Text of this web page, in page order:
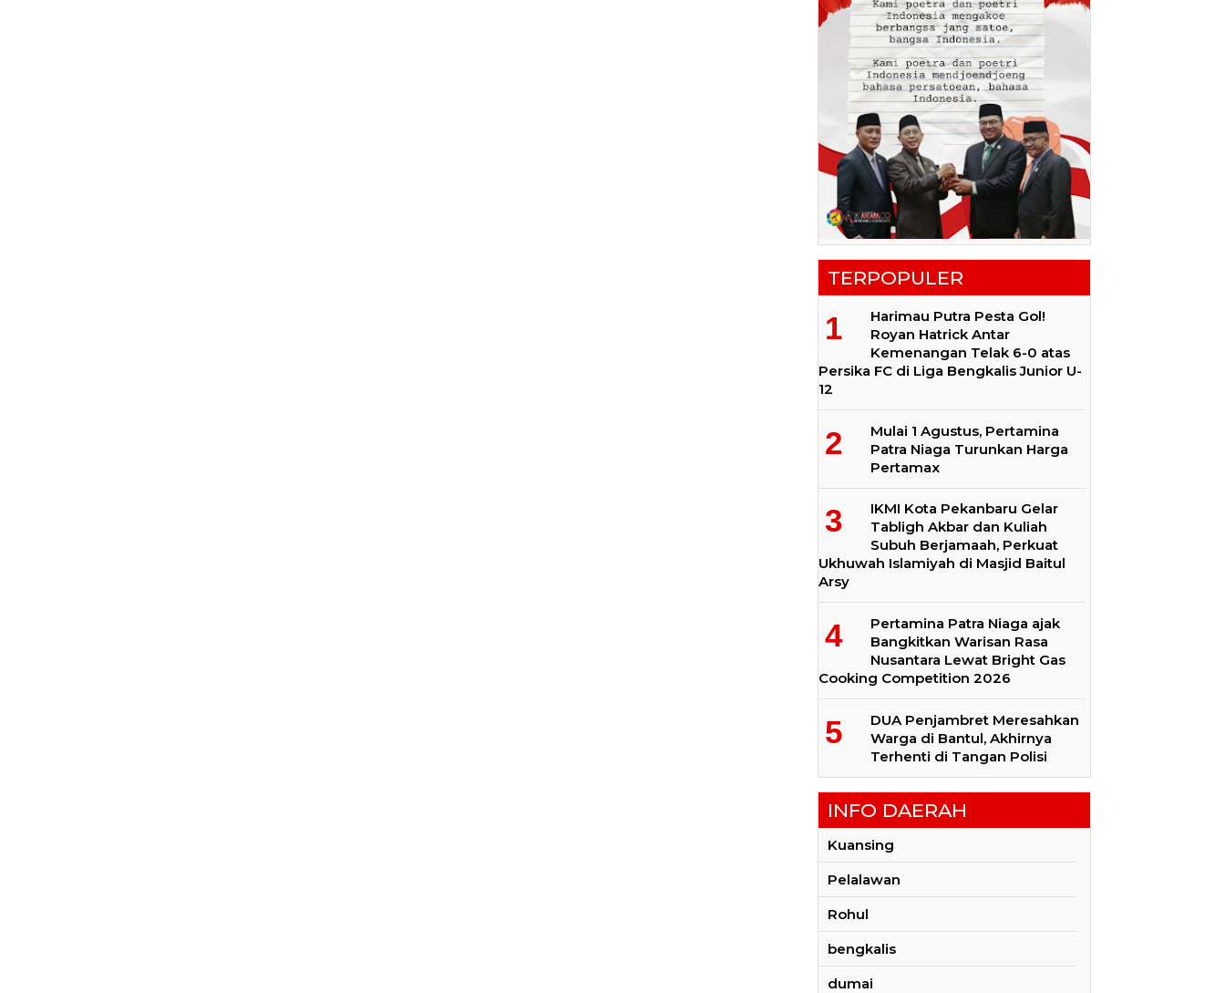
TERPOPULER
Harimau Putra Pesta Gol!
Royan Hatrick Antar
Kemenangan Telak 6-0 atas
Persika FC di Liga Bengkalis Junior U-
12
Mulai 1 Agustus, Pertamina
Patra Niaga Turunkan Harga
Pertamax
IKMI Kota Pekanbaru Gelar
Tabligh Akbar dan Kuliah
Subuh Berjamaah, Perkuat
Ukhuwah Islamiyah di Masjid Baitul
Arsy
Pertamina Patra Niaga ajak
Bangkitkan Warisan Rasa
Nusantara Lewat Bright Gas
Cooking Competition 2026
DUA Penjambret Meresahkan
Warga di Bantul, Akhirnya
Terhenti di Tangan Polisi
INFO DAERAH
Kuansing
Pelalawan
Rohul
bengkalis
dumai